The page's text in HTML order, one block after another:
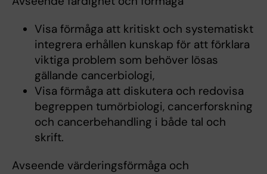
Visa förmåga att kritiskt och systematiskt
integrera erhållen kunskap för att förklara
viktiga problem som behöver lösas
gällande cancerbiologi,
Visa förmåga att diskutera och redovisa
begreppen tumörbiologi, cancerforskning
och cancerbehandling i både tal och
skrift.
Avseende värderingsförmåga och